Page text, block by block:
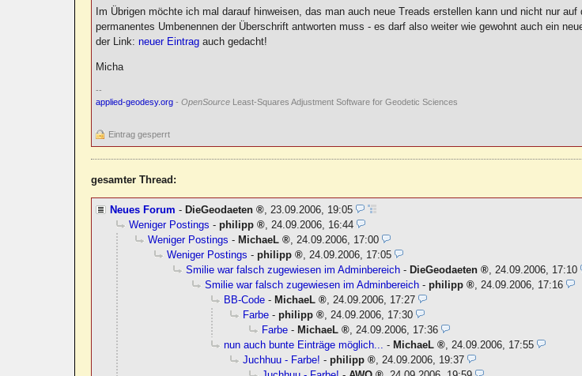
Im Übrigen möchte ich mal darauf hinweisen, das man auch neue Treads erstellen kann und nicht nur auf
permanentes Umbenennen der Überschrift antworten muss - es darf also weiter wie gewohnt auch ein
der Link:neuer Eintrag auch gedacht!
Micha
--
applied-geodesy.org -OpenSource Least-Squares Adjustment Software for Geodetic Sciences
Eintrag gesperrt
gesamter Thread:
Neues Forum - DieGeodaeten ,23.09.2006, 19:05
Weniger Postings -philipp ,24.09.2006, 16:44
Weniger Postings - MichaeL ,24.09.2006, 17:00
Weniger Postings -philipp ,24.09.2006, 17:05
Smilie war falsch zugewiesen im Adminbereich - DieGeodaeten ,24.09.2006, 17:10
Smilie war falsch zugewiesen im Adminbereich -philipp ,24.09.2006, 17:16
BB-Code - MichaeL ,24.09.2006, 17:27
Farbe -philipp ,24.09.2006, 17:30
Farbe - MichaeL ,24.09.2006, 17:36
nun auch bunte Einträge möglich... - MichaeL ,24.09.2006, 17:55
Juchhuu - Farbe! -philipp ,24.09.2006, 19:37